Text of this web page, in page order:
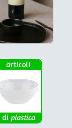
articoli
di plastica